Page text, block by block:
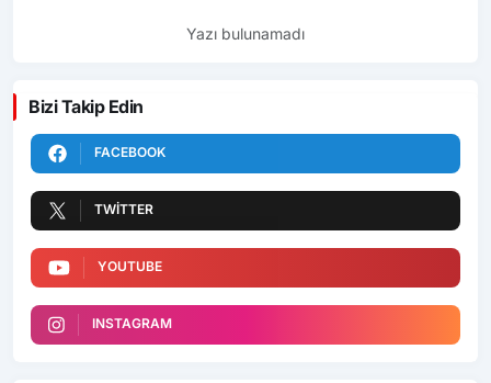
Yazı bulunamadı
Bizi Takip Edin
FACEBOOK
TWITTER
YOUTUBE
INSTAGRAM